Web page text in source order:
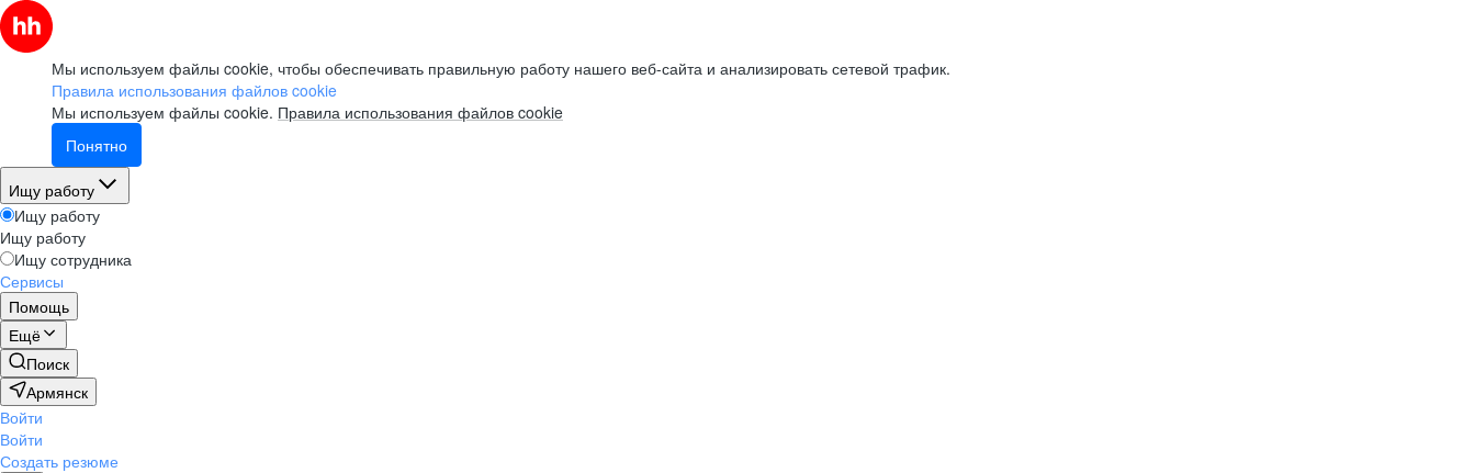
Мы используем файлы cookie, чтобы обеспечивать правильную работу нашего веб-сайта и анализировать сетевой трафик.
Правила использования файлов cookie
Мы используем файлы cookie. Правила использования файлов cookie
Понятно
Ищу работу
Ищу работу
Ищу работу
Ищу сотрудника
Сервисы
Помощь
Ещё
Поиск
Армянск
Войти
Войти
Создать резюме